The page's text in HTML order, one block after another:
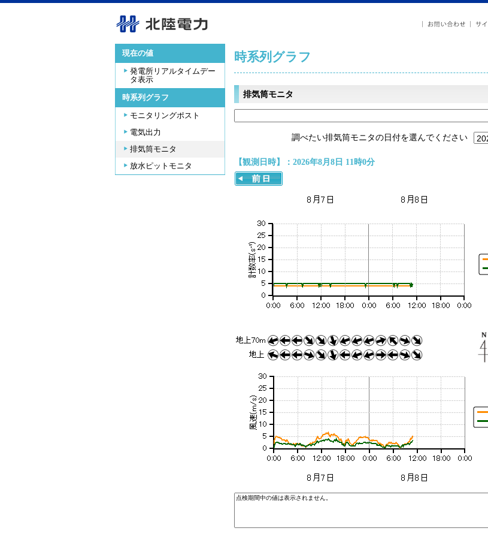
現在の値
発電所リアルタイムデー
タ表示
時系列グラフ
モニタリングポスト
電気出力
排気筒モニタ
放水ピットモニタ
時系列グラフ
排気筒モニタ
調べたい排気筒モニタの日付を選んでください
【観測日時】：2026年8月8日 11時0分